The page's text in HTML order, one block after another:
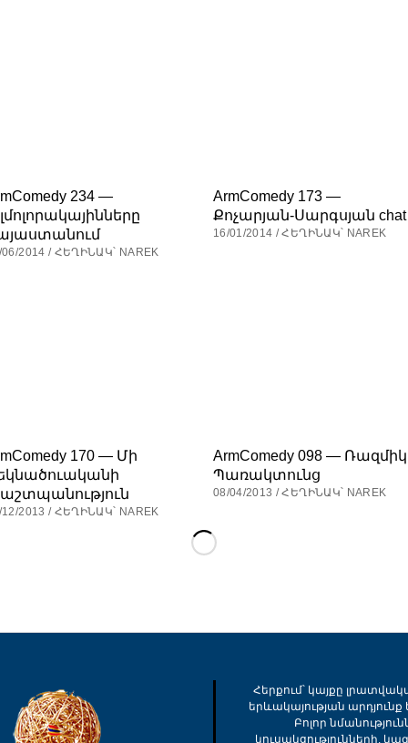
234 —
06/2014 / ՀԵՂԻՆԱԿ՝ NAREK
ArmComedy 173 —
Քոչարյան-Սարգսյան chat
16/01/2014 / ՀԵՂԻՆԱԿ՝ NAREK
170 — Մի
12/2013 / ՀԵՂԻՆԱԿ՝ NAREK
ArmComedy 098 — Ռազմիկ
Պառակտունց
08/04/2013 / ՀԵՂԻՆԱԿ՝ NAREK
Հերքում՝ կայքը
երևակայության արդյունք
Բոլոր
կուսակցությունների,